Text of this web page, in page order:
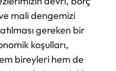
mali dengemizi
gereken bir
koşulları,
bireyleri hem de